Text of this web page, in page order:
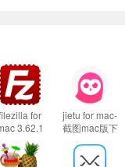
意软件
苹果进一步收缩了对未
for
3.62.1
经典ftp软件
jietu for mac-
截图mac版下